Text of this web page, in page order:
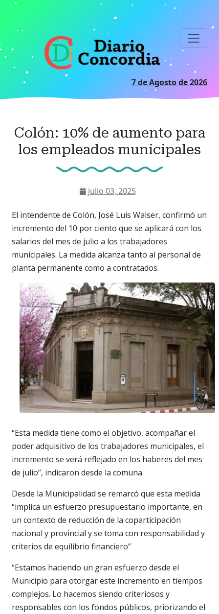
al
contenido
7 de Agosto de 2026
Colón: 10% de aumento para
los empleados municipales
julio 03, 2025
El intendente de Colón, José Luis Walser, confirmó un
incremento del 10 por ciento que se aplicará con los
salarios del mes de julio a los trabajadores
municipales. La medida alcanza tanto al personal de
planta permanente como a contratados.
“Esta medida tiene como el objetivo, acompañar el
poder adquisitivo de los trabajadores municipales, el
incremento se verá reflejado en los haberes del mes
de julio”, indicaron desde la comuna.
Desde la Municipalidad se remarcó que esta medida
“implica un esfuerzo presupuestario importante, en
un contexto de reducción de la coparticipación
nacional y provincial y se toma con responsabilidad y
criterios de equilibrio financiero”
“Estamos haciendo un gran esfuerzo desde el
Municipio para otorgar este incremento en tiempos
complejos. Lo hacemos siendo criteriosos y
responsables con los fondos públicos, priorizando el